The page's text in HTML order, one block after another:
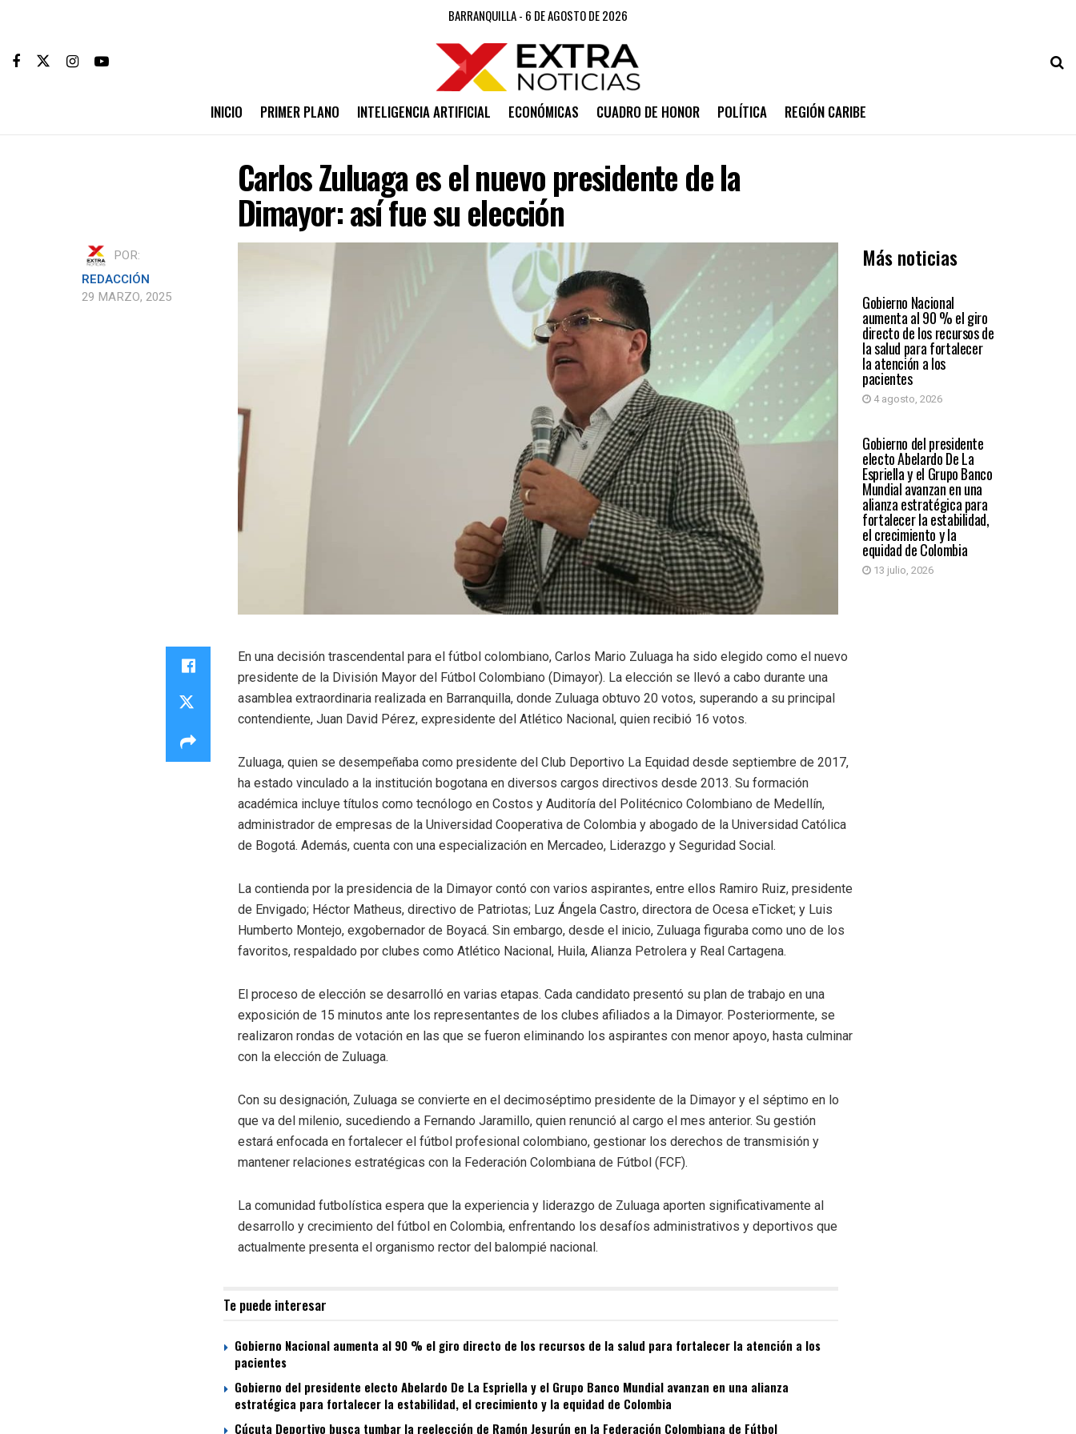
BARRANQUILLA - 6 DE AGOSTO DE 2026
INICIO PRIMER PLANO INTELIGENCIA ARTIFICIAL ECONÓMICAS CUADRO DE HONOR POLÍTICA REGIÓN CARIBE
Carlos Zuluaga es el nuevo presidente de la
Dimayor: así fue su elección
POR:
REDACCIÓN
29 MARZO, 2025
Más noticias
PAÍS
Gobierno Nacional
aumenta al 90 % el giro
directo de los recursos de
la salud para fortalecer
la atención a los
pacientes
4 agosto, 2026
PAÍS
Gobierno del presidente
electo Abelardo De La
Espriella y el Grupo Banco
Mundial avanzan en una
alianza estratégica para
fortalecer la estabilidad,
el crecimiento y la
equidad de Colombia
13 julio, 2026
En una decisión trascendental para el fútbol colombiano, Carlos Mario Zuluaga ha sido elegido como el nuevo
presidente de la División Mayor del Fútbol Colombiano (Dimayor). La elección se llevó a cabo durante una
asamblea extraordinaria realizada en Barranquilla, donde Zuluaga obtuvo 20 votos, superando a su principal
contendiente, Juan David Pérez, expresidente del Atlético Nacional, quien recibió 16 votos.
Zuluaga, quien se desempeñaba como presidente del Club Deportivo La Equidad desde septiembre de 2017,
ha estado vinculado a la institución bogotana en diversos cargos directivos desde 2013. Su formación
académica incluye títulos como tecnólogo en Costos y Auditoría del Politécnico Colombiano de Medellín,
administrador de empresas de la Universidad Cooperativa de Colombia y abogado de la Universidad Católica
de Bogotá. Además, cuenta con una especialización en Mercadeo, Liderazgo y Seguridad Social.
La contienda por la presidencia de la Dimayor contó con varios aspirantes, entre ellos Ramiro Ruiz, presidente
de Envigado; Héctor Matheus, directivo de Patriotas; Luz Ángela Castro, directora de Ocesa eTicket; y Luis
Humberto Montejo, exgobernador de Boyacá. Sin embargo, desde el inicio, Zuluaga figuraba como uno de los
favoritos, respaldado por clubes como Atlético Nacional, Huila, Alianza Petrolera y Real Cartagena.
El proceso de elección se desarrolló en varias etapas. Cada candidato presentó su plan de trabajo en una
exposición de 15 minutos ante los representantes de los clubes afiliados a la Dimayor. Posteriormente, se
realizaron rondas de votación en las que se fueron eliminando los aspirantes con menor apoyo, hasta culminar
con la elección de Zuluaga.
Con su designación, Zuluaga se convierte en el decimoséptimo presidente de la Dimayor y el séptimo en lo
que va del milenio, sucediendo a Fernando Jaramillo, quien renunció al cargo el mes anterior. Su gestión
estará enfocada en fortalecer el fútbol profesional colombiano, gestionar los derechos de transmisión y
mantener relaciones estratégicas con la Federación Colombiana de Fútbol (FCF).
La comunidad futbolística espera que la experiencia y liderazgo de Zuluaga aporten significativamente al
desarrollo y crecimiento del fútbol en Colombia, enfrentando los desafíos administrativos y deportivos que
actualmente presenta el organismo rector del balompié nacional.
Te puede interesar
Gobierno Nacional aumenta al 90 % el giro directo de los recursos de la salud para fortalecer la atención a los
pacientes
Gobierno del presidente electo Abelardo De La Espriella y el Grupo Banco Mundial avanzan en una alianza
estratégica para fortalecer la estabilidad, el crecimiento y la equidad de Colombia
Cúcuta Deportivo busca tumbar la reelección de Ramón Jesurún en la Federación Colombiana de Fútbol